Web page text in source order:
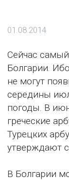
01.08.2014
Сейчас
Болгарии.
не могут
середины
погоды. В
греческие
Турецких
утверждают
В Болгарии